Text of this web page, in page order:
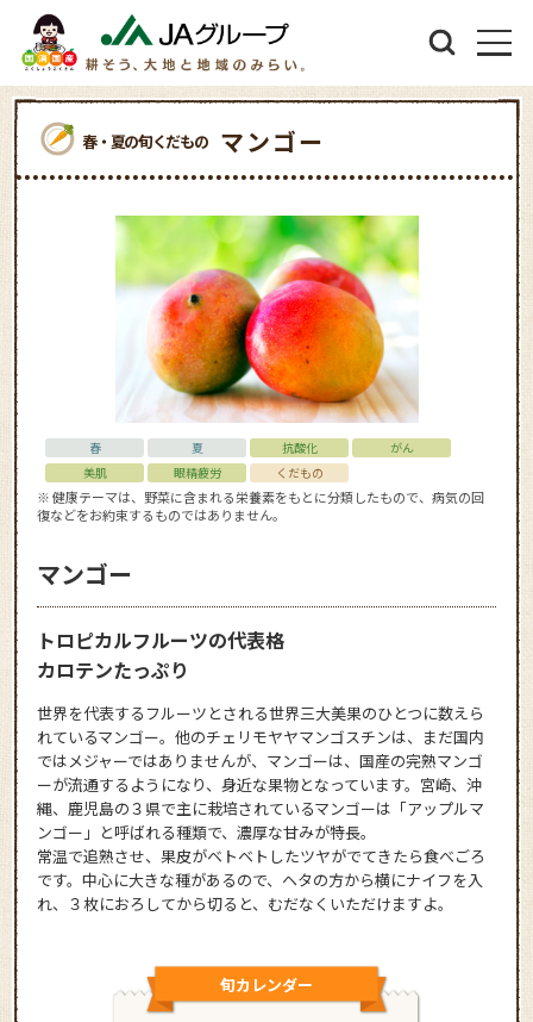
春・夏の旬くだもの マンゴー
春 夏 抗酸化
がん
美肌
眼精疲労 くだもの
※ 健康テーマは、野菜に含まれる栄養素をもとに分類したもので、病気の回
復などをお約束するものではありません。
マンゴー
トロピカルフルーツの代表格
カロテンたっぷり
世界を代表するフルーツとされる世界三大美果のひとつに数えら
れているマンゴー。他のチェリモヤヤマンゴスチンは、まだ国内
ではメジャーではありませんが、マンゴーは、国産の完熟マンゴ
ーが流通するようになり、身近な果物となっています。宮崎、沖
縄、鹿児島の３県で主に栽培されているマンゴーは「アップルマ
ンゴー」と呼ばれる種類で、濃厚な甘みが特長。
常温で追熟させ、果皮がベトベトしたツヤがでてきたら食べごろ
です。中心に大きな種があるので、ヘタの方から横にナイフを入
れ、３枚におろしてから切ると、むだなくいただけますよ。
旬カレンダー